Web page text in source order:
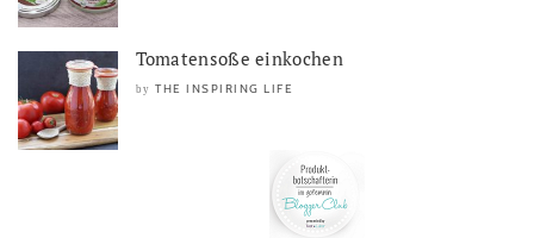
Tomatensoße einkochen
by THE INSPIRING LIFE